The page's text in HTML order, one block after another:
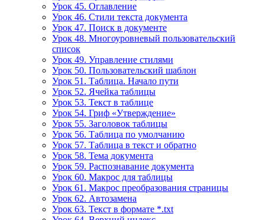
Урок 45. Оглавление
Урок 46. Стили текста документа
Урок 47. Поиск в документе
Урок 48. Многоуровневый пользовательский
список
Урок 49. Управление стилями
Урок 50. Пользовательский шаблон
Урок 51. Таблица. Начало пути
Урок 52. Ячейка таблицы
Урок 53. Текст в таблице
Урок 54. Гриф «Утверждение»
Урок 55. Заголовок таблицы
Урок 56. Таблица по умолчанию
Урок 57. Таблица в текст и обратно
Урок 58. Тема документа
Урок 59. Распознавание документа
Урок 60. Макрос для таблицы
Урок 61. Макрос преобразования страницы
Урок 62. Автозамена
Урок 63. Текст в формате *.txt